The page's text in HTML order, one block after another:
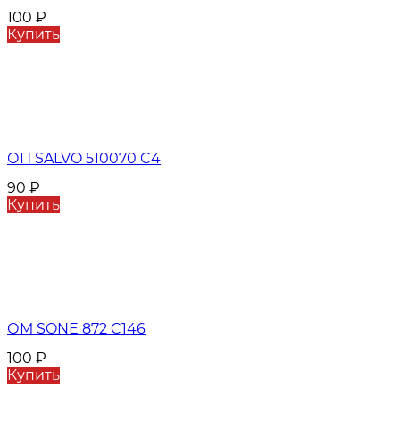
100 ₽
Купить
ОП SALVO 510070 C4
90 ₽
Купить
ОМ SONE 872 C146
100 ₽
Купить